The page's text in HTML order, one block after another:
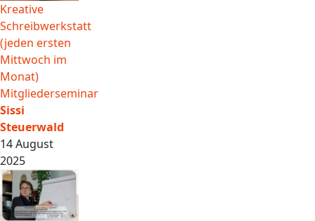
Kreative
Schreibwerkstatt
(jeden ersten
Mittwoch im
Monat)
Mitgliederseminar
Sissi
Steuerwald
14 August
2025